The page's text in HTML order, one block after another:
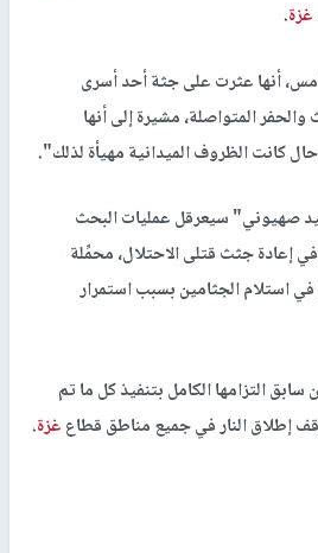
غزة.
أنها عثرت على جثة أحد أسرى
المتواصلة، مشيرة إلى أنها
كانت الظروف الميدانية مهيأة لذلك".
صهيوني" سيعرقل عمليات البحث
إعادة جثث قتلى الاحتلال، محمِّلة
استلام الجثامين بسبب استمرار
التزامها الكامل بتنفيذ كل ما تم
إطلاق النار في جميع مناطق قطاعغزة.